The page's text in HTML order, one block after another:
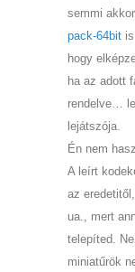
semmi
pack-64bit
hogy
ha az adott
rendelve…
lejátszója.
Én nem
A leírt
az
ua., mert
telepíted.
miniatűrök